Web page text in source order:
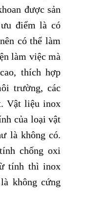
được sản
điểm là có
có thể làm
làm việc mà
thích hợp
trường, các
Vật liệu inox
của loại vật
là không có.
chống oxi
tính thì inox
không cứng